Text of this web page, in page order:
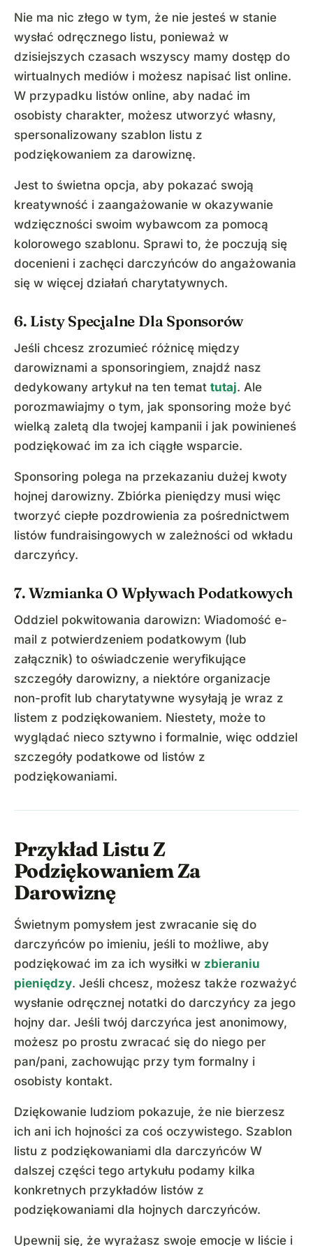
Nie ma nic złego w tym, że nie jesteś w stanie
wysłać odręcznego listu, ponieważ w
dzisiejszych czasach wszyscy mamy dostęp do
wirtualnych mediów i możesz napisać list online.
W przypadku listów online, aby nadać im
osobisty charakter, możesz utworzyć własny,
spersonalizowany szablon listu z
podziękowaniem za darowiznę.
Jest to świetna opcja, aby pokazać swoją
kreatywność i zaangażowanie w okazywanie
wdzięczności swoim wybawcom za pomocą
kolorowego szablonu. Sprawi to, że poczują się
docenieni i zachęci darczyńców do angażowania
się w więcej działań charytatywnych.
6. Listy Specjalne Dla Sponsorów
Jeśli chcesz zrozumieć różnicę między
darowiznami a sponsoringiem, znajdź nasz
dedykowany artykuł na ten temat tutaj. Ale
porozmawiajmy o tym, jak sponsoring może być
wielką zaletą dla twojej kampanii i jak powinieneś
podziękować im za ich ciągłe wsparcie.
Sponsoring polega na przekazaniu dużej kwoty
hojnej darowizny. Zbiórka pieniędzy musi więc
tworzyć ciepłe pozdrowienia za pośrednictwem
listów fundraisingowych w zależności od wkładu
darczyńcy.
7. Wzmianka O Wpływach Podatkowych
Oddziel pokwitowania darowizn: Wiadomość e-
mail z potwierdzeniem podatkowym (lub
załącznik) to oświadczenie weryfikujące
szczegóły darowizny, a niektóre organizacje
non-profit lub charytatywne wysyłają je wraz z
listem z podziękowaniem. Niestety, może to
wyglądać nieco sztywno i formalnie, więc oddziel
szczegóły podatkowe od listów z
podziękowaniami.
Przykład Listu Z
Podziękowaniem Za
Darowiznę
Świetnym pomysłem jest zwracanie się do
darczyńców po imieniu, jeśli to możliwe, aby
podziękować im za ich wysiłki w zbieraniu
pieniędzy. Jeśli chcesz, możesz także rozważyć
wysłanie odręcznej notatki do darczyńcy za jego
hojny dar. Jeśli twój darczyńca jest anonimowy,
możesz po prostu zwracać się do niego per
pan/pani, zachowując przy tym formalny i
osobisty kontakt.
Dziękowanie ludziom pokazuje, że nie bierzesz
ich ani ich hojności za coś oczywistego. Szablon
listu z podziękowaniami dla darczyńców W
dalszej części tego artykułu podamy kilka
konkretnych przykładów listów z
podziękowaniami dla hojnych darczyńców.
Upewnij się, że wyrażasz swoje emocje w liście i